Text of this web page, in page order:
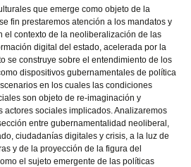
que emerge como objeto de la
fin prestaremos atención a los mandatos y
el contexto de la neoliberalización de las
digital del estado, acelerada por la
se construye sobre el entendimiento de los
dispositivos gubernamentales de política
en los cuales las condiciones
son objeto de re-imaginación y
actores sociales implicados. Analizaremos
entre gubernamentalidad neoliberal,
ciudadanías digitales y crisis, a la luz de
y de la proyección de la figura del
el sujeto emergente de las políticas